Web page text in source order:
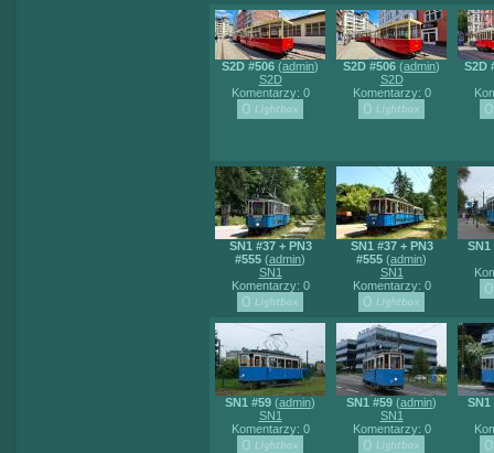
S2D #506 (admin)
S2D
Komentarzy: 0
S2D #506 (admin)
S2D
Komentarzy: 0
S2D
SN1 #37 + PN3
#555 (admin)
SN1
Komentarzy: 0
SN1 #37 + PN3
#555 (admin)
SN1
Komentarzy: 0
SN1
SN1 #59 (admin)
SN1
Komentarzy: 0
SN1 #59 (admin)
SN1
Komentarzy: 0
SN1